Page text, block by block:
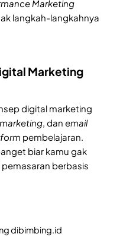
Marketing
langkah-langkahnya
Marketing
digital marketing
, dan email
pembelajaran.
biar kamu gak
berbasis
dibimbing.id